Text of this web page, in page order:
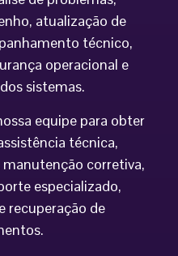
atualização de
técnico,
operacional e
sistemas.
equipe para obter
técnica,
corretiva,
especializado,
recuperação de